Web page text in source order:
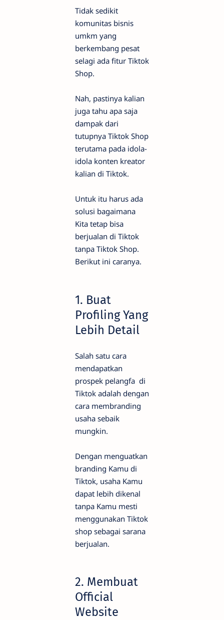
Tidak sedikit
komunitas bisnis
umkm yang
berkembang pesat
selagi ada fitur Tiktok
Shop.
Nah, pastinya kalian
juga tahu apa saja
dampak dari
tutupnya Tiktok Shop
terutama pada idola-
idola konten kreator
kalian di Tiktok.
Untuk itu harus ada
solusi bagaimana
Kita tetap bisa
berjualan di Tiktok
tanpa Tiktok Shop.
Berikut ini caranya.
1. Buat
Profiling Yang
Lebih Detail
Salah satu cara
mendapatkan
prospek pelangfa di
Tiktok adalah dengan
cara membranding
usaha sebaik
mungkin.
Dengan menguatkan
branding Kamu di
Tiktok, usaha Kamu
dapat lebih dikenal
tanpa Kamu mesti
menggunakan Tiktok
shop sebagai sarana
berjualan.
2. Membuat
Official
Website